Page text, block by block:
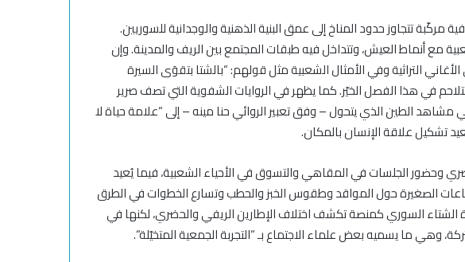
تتجاوز حدود المناخ إلى عمق البنية الذهنية والوجدانية للسوريين.
مع أنماط العيش، وتتداخل فيه طبقات المجتمع بين الريف والمدينة.وإن
التراثية وفي الأمثال الشعبية مثل قولهم: “بالشتا بتقوَى السيرة
في هذا الفصلالخيّر. كما يظهر في الروايات الشفوية التي تصف صرير
مشاهد الطين الذي يتحول–وفق تعبير الروائي حنا مينه–إلى“علامة حياة لا
تشكيل علاقة الإنسان بالمكان.
وحضور الجلسات في المقاهي والتسوق في الأحياء الشعبية، فيما يُعيد
الصغيرة حول المواقد وطقوس الخبز والحطبوتسارع الخطوات في الطرق
الشتاء السوري كمنصة تكشف اختلاف الإطارين الريفي والحضري، لكنها في
وهي ما يسميه بعض علماء الاجتماع بـ“التجربة الجمعية المتخيّلة“
.